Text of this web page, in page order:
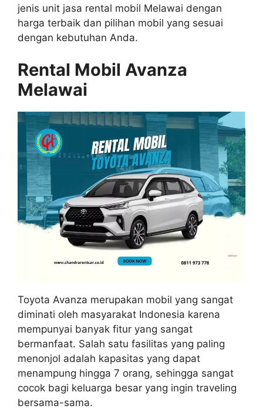
jenis unit jasa rental mobil Melawai dengan
harga terbaik dan pilihan mobil yang sesuai
dengan kebutuhan Anda.
Rental Mobil Avanza
Melawai
Toyota Avanza merupakan mobil yang sangat
diminati oleh masyarakat Indonesia karena
mempunyai banyak fitur yang sangat
bermanfaat. Salah satu fasilitas yang paling
menonjol adalah kapasitas yang dapat
menampung hingga 7 orang, sehingga sangat
cocok bagi keluarga besar yang ingin traveling
bersama-sama.